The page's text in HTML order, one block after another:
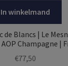
In winkelmand
Blancs | Le
Champagne |
€77,50